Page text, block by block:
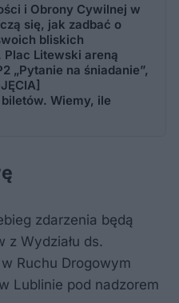
i Obrony Cywilnej w
się, jak zadbać o
bliskich
Plac Litewski areną
„Pytanie na śniadanie”,
Wiemy, ile
zdarzenia będą
z Wydziału ds.
Ruchu Drogowym
Lublinie pod nadzorem